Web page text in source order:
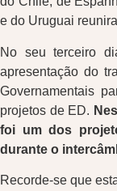
e do Uruguai
No seu terceiro
apresentação do
Governamentais
projetos de ED.
foi um dos
durante o
Recorde-se que